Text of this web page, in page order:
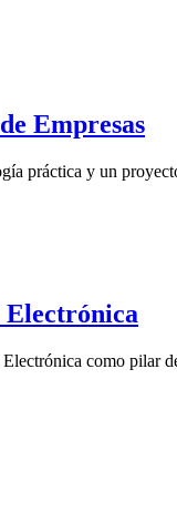
Empresas
práctica y un
Electrónica
como pilar